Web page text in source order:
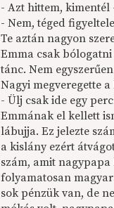
- Azt hittem, kimentél
- Nem, téged
Te aztán nagyon
Emma csak
tánc. Nem
Nagyi megveregette
- Ülj csak ide egy
Emmának el kellett
láb­ujja. Ez jelezte
a kis­lány ezért
szám, amit
folyamatosan
sok pénzük van, de